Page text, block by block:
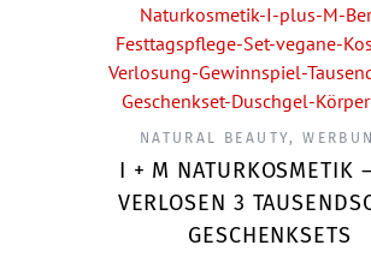
NATURAL BEAUTY,
I + M NATURKOSMETIK
VERLOSEN 3
GESCHENKSETS